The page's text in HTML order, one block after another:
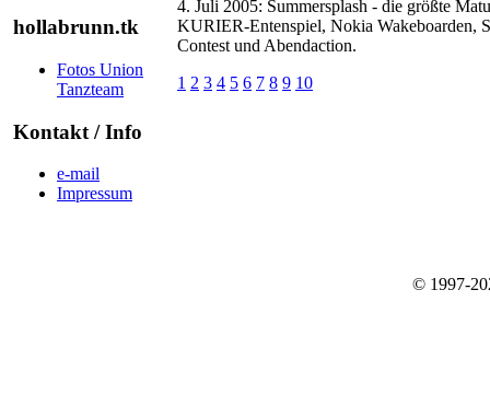
hollabrunn.tk
Fotos Union
Tanzteam
Kontakt / Info
e-mail
Impressum
4. Juli 2005: Summersplash - die größte
KURIER-Entenspiel, Nokia Wakeboarden,
Contest und Abendaction.
1 2 3 4 5 6 7 8 9 10
© 1997-